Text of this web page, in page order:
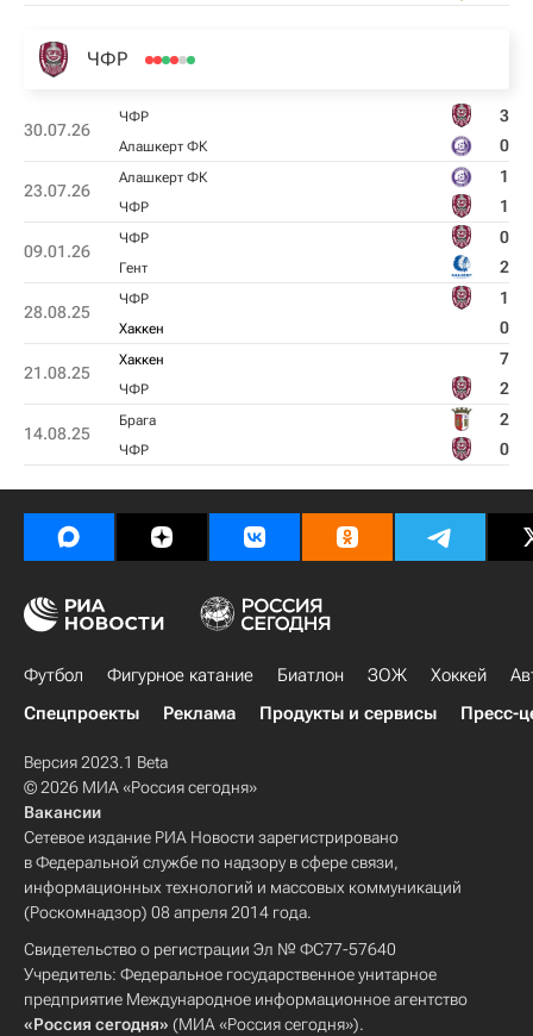
ЧФР
30.07.26
ЧФР 3
Алашкерт ФК 0
23.07.26
Алашкерт ФК 1
ЧФР 1
09.01.26
ЧФР 0
Гент 2
28.08.25
ЧФР 1
Хаккен 0
21.08.25
Хаккен 7
ЧФР 2
14.08.25
Брага 2
ЧФР 0
Футбол Фигурное катание Биатлон ЗОЖ Хоккей
Спецпроекты
Реклама Продукты и сервисы Пресс-
Версия 2023.1 Beta
© 2026 МИА «Россия сегодня»
Вакансии
Сетевое издание РИА Новости зарегистрировано
в Федеральной службе по надзору в сфере связи,
информационных технологий и массовых коммуникаций
(Роскомнадзор) 08 апреля 2014 года.
Свидетельство о регистрации Эл № ФС77-57640
Учредитель: Федеральное государственное унитарное
предприятие Международное информационное агентство
«Россия сегодня» (МИА «Россия сегодня»).